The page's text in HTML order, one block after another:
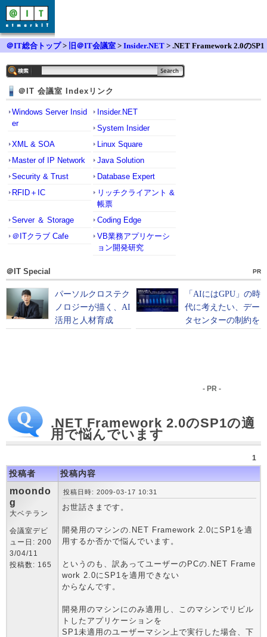
＠IT総合トップ> 旧＠IT会議室 > Insider.NET > .NET Framework 2.0のSP1
＠IT 会議室 Indexリンク
Windows Server Insid
er
Insider.NET
System Insider
XML & SOA
Linux Square
Master of IP Network
Java Solution
Security & Trust
Database Expert
RFID＋IC
リッチクライアント &
帳票
Server ＆ Storage
Coding Edge
＠ITクラブ Cafe
VB業務アプリケーシ
ョン開発研究
＠IT Special PR
- PR -
.NET Framework 2.0のSP1の適
用で悩んでいます
1
投稿者 投稿内容
moondo
g
大ベテラン
会議室デビ
ュー日: 200
3/04/11
投稿数: 165
投稿日時: 2009-03-17 10:31
お世話さまです。
開発用のマシンの.NET Framework 2.0にSP1を適
用するか否かで悩んでいます。
というのも、訳あってユーザーのPCの.NET Frame
work 2.0にSP1を適用できない
からなんです。
開発用のマシンにのみ適用し、このマシンでリビル
トしたアプリケーションを
SP1未適用のユーザーマシン上で実行した場合、下